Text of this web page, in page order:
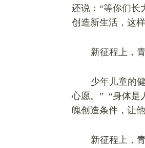
还说：“等你们长
创造新生活，这
新征程上，
少年儿童的
心愿。” “身体是
魄创造条件，让
新征程上，